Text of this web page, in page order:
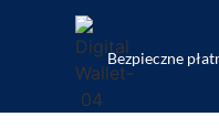
Bezpieczne